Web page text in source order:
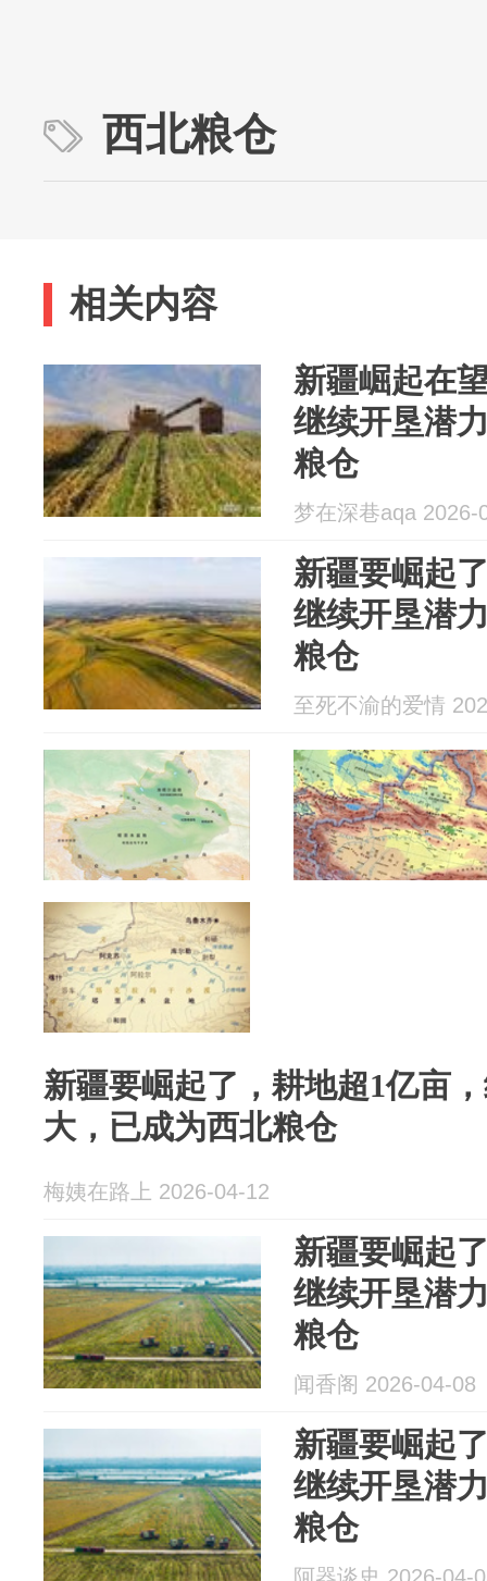
西北粮仓
相关内容
新疆崛起在
继续开垦潜
粮仓
梦在深巷aqa 2026-
新疆要崛起
继续开垦潜
粮仓
至死不渝的爱情
新疆要崛起了，耕地超1亿亩
大，已成为西北粮仓
梅姨在路上 2026-04-12
新疆要崛起
继续开垦潜
粮仓
闻香阁 2026-04-08
新疆要崛起
继续开垦潜
粮仓